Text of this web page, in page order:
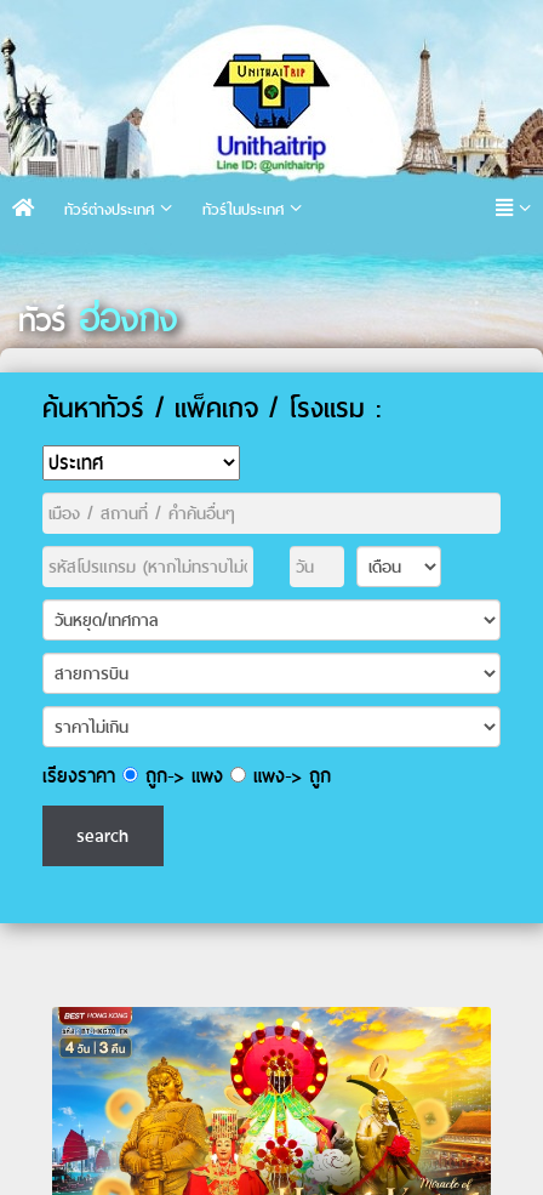
ทัวร์ต่างประเทศ ทัวร์ในประเทศ
ทัวร์ ฮ่องกง
ค้นหาทัวร์ / แพ็คเกจ / โรงแรม :
เรียงราคา ถูก-> แพง แพง-> ถูก